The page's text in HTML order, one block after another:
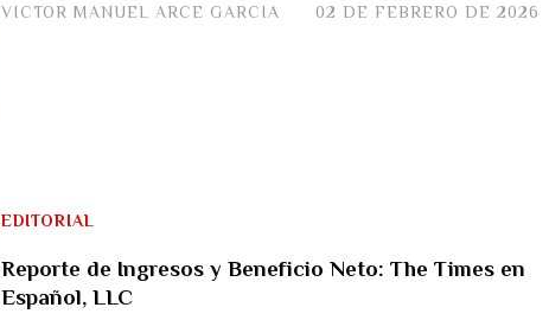
VICTOR MANUEL ARCE GARCIA 02 DE FEBRERO DE 2026
Reporte de Ingresos y Beneficio Neto: The Times en
Español, LLC
EDITORIAL